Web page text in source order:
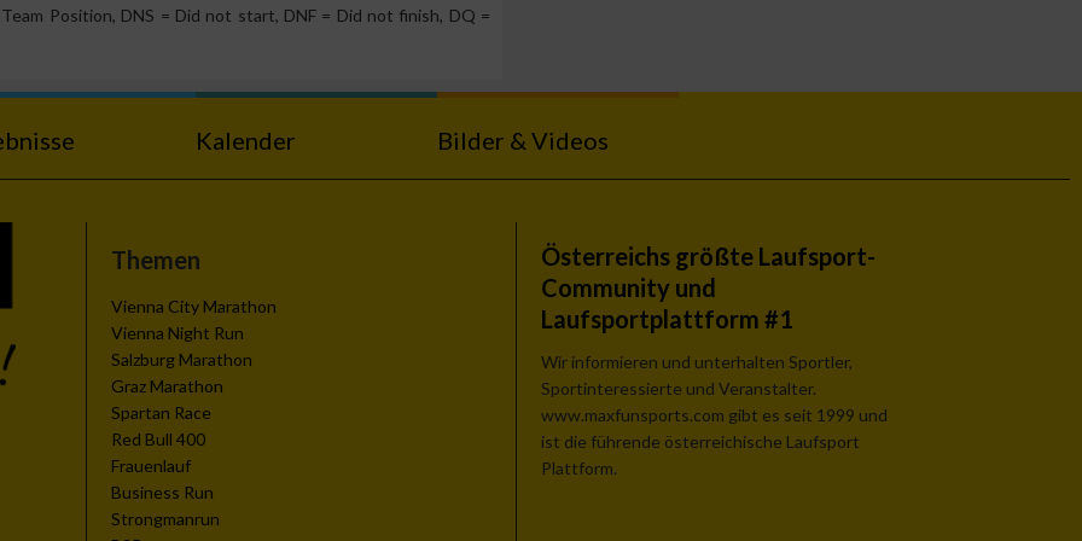
Position, DNS = Did not start, DNF = Did not finish, DQ =
Kalender Bilder & Videos
Themen
Vienna City Marathon
Vienna Night Run
Salzburg Marathon
Graz Marathon
Spartan Race
Red Bull 400
Frauenlauf
Business Run
Strongmanrun
Österreichs größte Laufsport-
Community und
Laufsportplattform #1
Wir informieren und unterhalten Sportler,
Sportinteressierte und Veranstalter.
www.maxfunsports.com gibt es seit 1999 und
ist die führende österreichische Laufsport
Plattform.
von Daten aus